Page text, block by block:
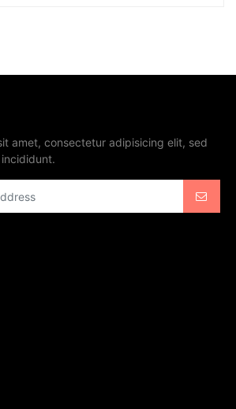
amet, consectetur adipisicing elit, sed